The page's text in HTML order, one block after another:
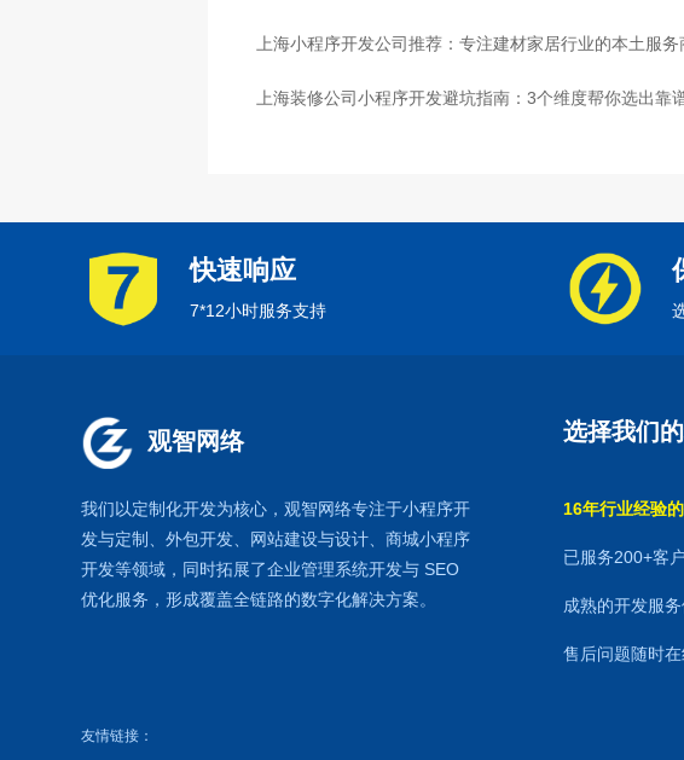
上海小程序开发公司推荐：专注建材家居行业的本土服
上海装修公司小程序开发避坑指南：3个维度帮你选出靠
快速响应
7*12小时服务支持
观智网络
我们以定制化开发为核心，观智网络专注于小程序开
发与定制、外包开发、 网站建设与设计、商城小程序
开发等领域，同时拓展了企业管理系统开发与 SEO
优化服务，形成覆盖全链路的数字化解决方案。
选择我们
16年行业经验
已服务200+客户
成熟的开发服
售后问题随时
友情链接：